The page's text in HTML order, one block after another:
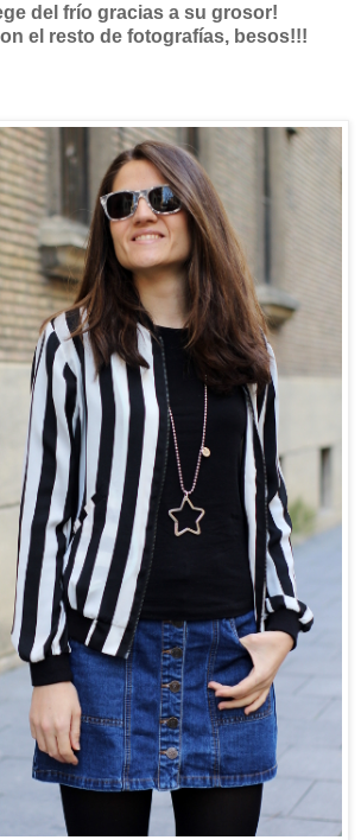
del frío gracias a su grosor!
el resto de fotografías, besos!!!